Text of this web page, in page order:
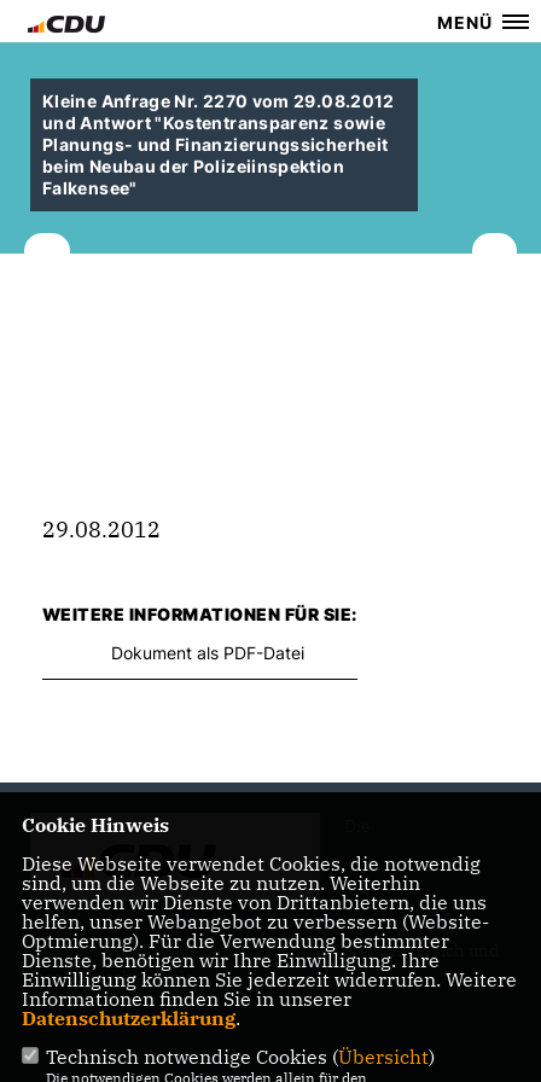
MENÜ
Kleine Anfrage Nr. 2270 vom 29.08.2012
und Antwort "Kostentransparenz sowie
Planungs- und Finanzierungssicherheit
beim Neubau der Polizeiinspektion
Falkensee"
29.08.2012
WEITERE INFORMATIONEN FÜR SIE:
Dokument als PDF-Datei
Landtagsabgeordnete Barbara Richstein präsentiert sich und
ihre politischen Ziele.
Cookie Hinweis
Diese Webseite verwendet Cookies, die notwendig
sind, um die Webseite zu nutzen. Weiterhin
verwenden wir Dienste von Drittanbietern, die uns
helfen, unser Webangebot zu verbessern (Website-
Optmierung). Für die Verwendung bestimmter
Dienste, benötigen wir Ihre Einwilligung. Ihre
Einwilligung können Sie jederzeit widerrufen. Weitere
Informationen finden Sie in unserer
Datenschutzerklärung.
Technisch notwendige Cookies (Übersicht)
Die notwendigen Cookies werden allein für den